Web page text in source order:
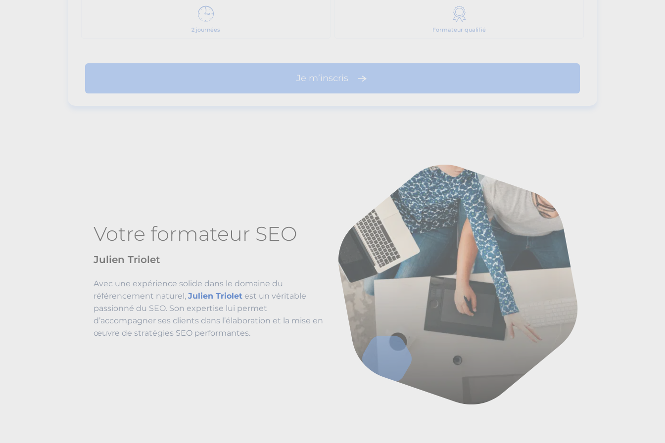
2 journées Formateur qualifié
Je m’inscris
Votre formateur SEO
Julien Triolet
Avec une expérience solide dans le domaine du
référencement naturel, Julien Trioletest un véritable
passionné du SEO. Son expertise lui permet
d’accompagner ses clients dans l’élaboration et la mise en
œuvre de stratégies SEO performantes.